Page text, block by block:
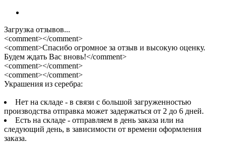
Загрузка отзывов...
<comment></comment>
<comment>Спасибо огромное за отзыв и высокую оценку.
Будем ждать Вас вновь!</comment>
<comment></comment>
<comment></comment>
Украшения из серебра:
Нет на складе - в связи с большой загруженностью
производства отправка может задержаться от 2 до 6 дней.
Есть на складе - отправляем в день заказа или на
следующий день, в зависимости от времени оформления
заказа.